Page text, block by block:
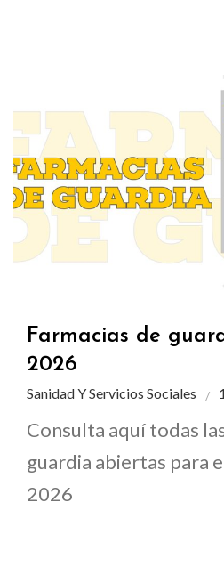
Farmacias de
2026
Sanidad Y Servicios Sociales
Consulta aquí todas
guardia abiertas para
2026